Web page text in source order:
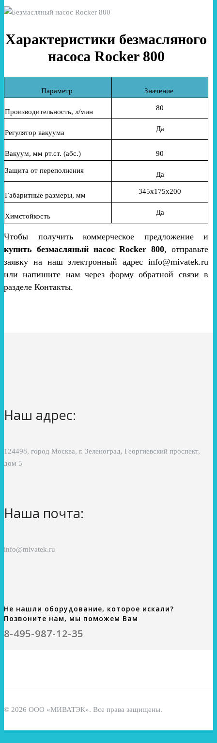
Характеристики безмасляного
насоса Rocker 800
Параметр Значение
Производительность, л/мин 80
Регулятор вакуума Да
Вакуум, мм рт.ст. (абс.) 90
Защита от переполнения Да
Габаритные размеры, мм 345х175х200
Химстойкость Да
Чтобы получить коммерческое предложение и
купить безмасляный насос Rocker 800, отправьте
заявку на наш электронный адрес info@mivatek.ru
или напишите нам через форму обратной связи в
разделе Контакты.
Наш адрес:
124498, город Москва, г. Зеленоград, Георгиевский проспект,
дом 5
Наша почта:
info@mivatek.ru
Не нашли оборудование, которое искали?
Позвоните нам, мы поможем Вам
8-495-987-12-35
© 2026 ООО «МИВАТЭК». Все права защищены.